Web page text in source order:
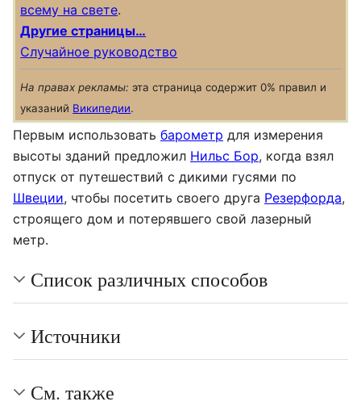
всему на свете.
Другие страницы…
Случайное руководство
На правах рекламы: эта страница содержит 0% правил и
указаний Википедии.
Первым использовать барометр для измерения
высоты зданий предложил Нильс Бор, когда взял
отпуск от путешествий с дикими гусями по
Швеции, чтобы посетить своего друга Резерфорда,
строящего дом и потерявшего свой лазерный
метр.
Список различных способов
Источники
См. также